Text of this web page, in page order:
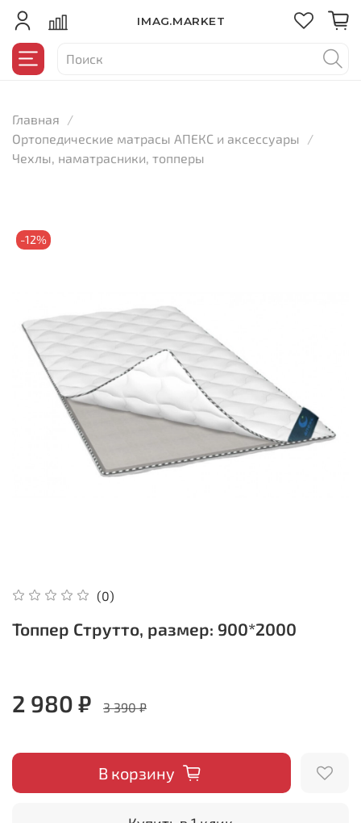
IMAG.MARKET
Главная
Ортопедические матрасы АПЕКС и аксессуары
Чехлы, наматрасники, топперы
-12%
(0)
Топпер Струтто, размер: 900*2000
2 980 ₽ 3 390 ₽
В корзину